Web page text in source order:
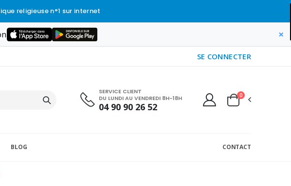
religieuse n°1 sur internet
×
SE CONNECTER
SERVICE CLIENT
DU LUNDI AU VENDREDI 8H-18H
04 90 90 26 52
0
BLOG CONTACT